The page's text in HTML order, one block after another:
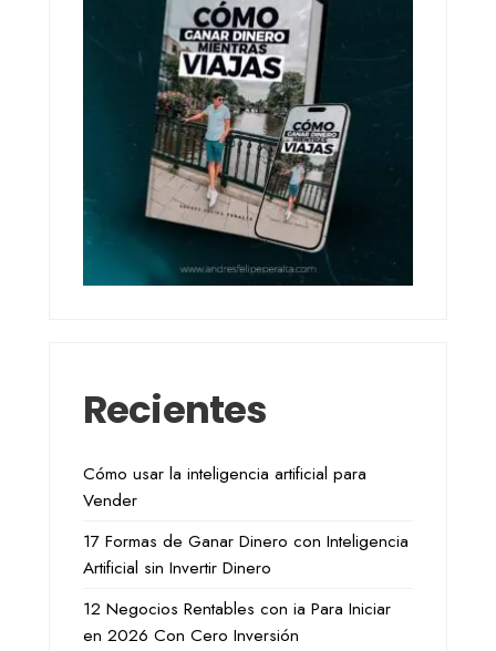
Recientes
Cómo usar la inteligencia artificial para
Vender
17 Formas de Ganar Dinero con Inteligencia
Artificial sin Invertir Dinero
12 Negocios Rentables con ia Para Iniciar
en 2026 Con Cero Inversión